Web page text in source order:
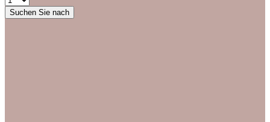
Suchen Sie nach